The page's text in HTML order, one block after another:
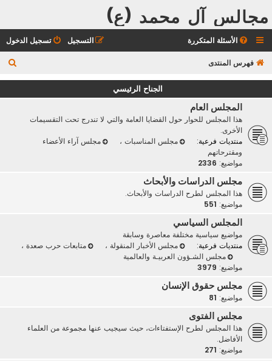
مجالس آل محمد (ع)
الأسئلة المتكررة تسجيل الدخول التسجيل
فهرس المنتدى
ح
الجناح الرئيسي
المجلس العام
هذا المجلس للحوار حول القضايا العامة والتي لا تندرج تحت التقسيمات
الأخرى.
منتديات فرعية:
مجلس المناسبات ،
مجلس آراء الأعضاء
ومقترحاتهم
مواضيع: 2336
مجلس الدراسات والأبحاث
هذا المجلس لطرح الدراسات والأبحاث.
مواضيع: 551
المجلس السياسي
مواضيع سياسية مختلفة معاصرة وسابقة
منتديات فرعية:
مجلس الأخبار المنقولة ، متابعات حرب صعدة ،
مجلس الشـؤون العربيـة والعالمية
مواضيع: 3979
مجلس حقوق الإنسان
مواضيع: 81
مجلس الفتوى
هذا المجلس لطرح الإستفتاءات، حيث سيجيب عنها مجموعة من العلماء
الأفاضل.
مواضيع: 271